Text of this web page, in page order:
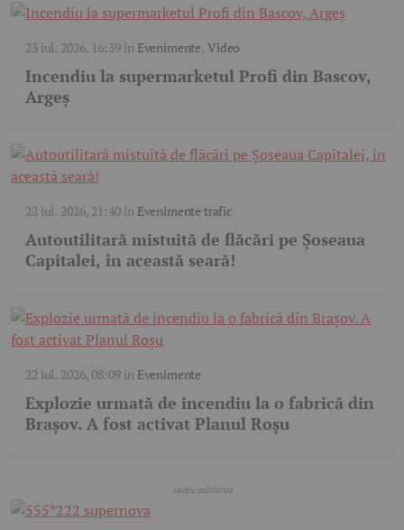
23 iul. 2026, 16:39în Evenimente,Video
Incendiu la supermarketul Profi din Bascov,
Argeș
22 iul. 2026, 21:40în Evenimente trafic
Autoutilitară mistuită de flăcări pe Șoseaua
Capitalei, în această seară!
22 iul. 2026, 08:09în Evenimente
Explozie urmată de incendiu la o fabrică din
Brașov. A fost activat Planul Roșu